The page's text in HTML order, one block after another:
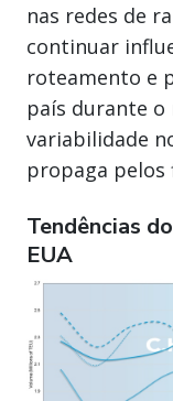
nas redes de
continuar
roteamento e
país durante o
variabilidade
propaga pelos
Tendências
EUA